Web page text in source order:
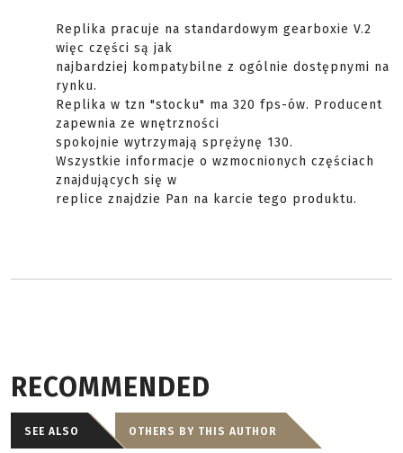
Replika pracuje na standardowym gearboxie V.2
więc części są jak
najbardziej kompatybilne z ogólnie dostępnymi na
rynku.
Replika w tzn "stocku" ma 320 fps-ów. Producent
zapewnia ze wnętrzności
spokojnie wytrzymają sprężynę 130.
Wszystkie informacje o wzmocnionych częściach
znajdujących się w
replice znajdzie Pan na karcie tego produktu.
RECOMMENDED
SEE ALSO OTHERS BY THIS AUTHOR